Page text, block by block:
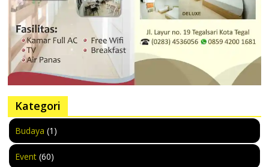
Kategori
Budaya (1)
Event (60)